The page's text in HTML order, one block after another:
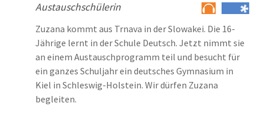
Austauschschülerin
Zuzana kommt aus Trnava in der Slowakei. Die 16-
Jährige lernt in der Schule Deutsch. Jetzt nimmt sie
an einem Austauschprogramm teil und besucht für
ein ganzes Schuljahr ein deutsches Gymnasium in
Kiel in Schleswig-Holstein. Wir dürfen Zuzana
begleiten.